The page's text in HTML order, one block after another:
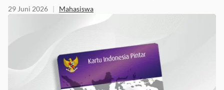
29 Juni 2026 | Mahasiswa